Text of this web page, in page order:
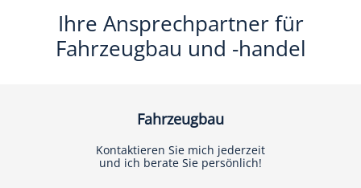
Ihre Ansprechpartner für
Fahrzeugbau und -handel
Fahrzeugbau
Kontaktieren Sie mich jederzeit
und ich berate Sie persönlich!